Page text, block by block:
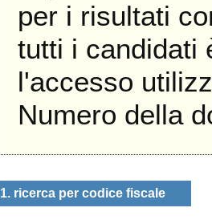
per i risultati
tutti i candidati
l'accesso
Numero della
1. ricerca per codice fiscale